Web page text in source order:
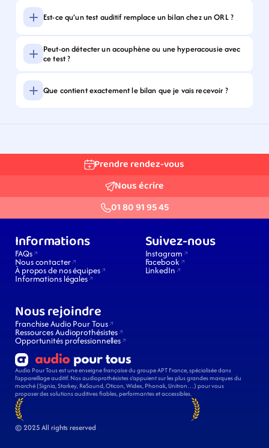
Est-ce qu’un test auditif remplace un bilan chez un ORL ?
Peut-on détecter un acouphène ou une hyperacousie avec
ce test ?
Que contient exactement le bilan que je vais recevoir ?
Prendre rendez-vous
Nous écrire
01 80 91 95 45
Audio Pour Tous est une enseigne française du groupe APT France, spécialisée dans
l’appareillage auditif. Nos audioprothésistes s’appuient sur les plus grandes marques du
marché (Signia, Starkey, ReSound, Oticon, Widex, Phonak, Unitron…) pour vous
proposer des solutions auditives fiables, performantes et accessibles.
© 2025 All rights reserved
Informations
FAQs
Nous contacter
À propos de nos équipes
Informations légales
Suivez-nous
Instagram
Facebook
LinkedIn
Nous rejoindre
Franchise Audio Pour Tous
Ressources Audioprothésistes
Opportunités professionnelles